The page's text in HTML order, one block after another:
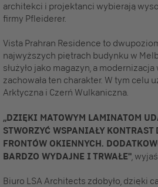
architekci i projektanci wybierają
firmy Pfleiderer.
Vista Prahran Residence to
najwyższych piętrach budynku w
służyło jako magazyn, a
zachowała ten charakter. W tym celu
Arktyczna i Czerń Wulkaniczna.
„DZIĘKI MATOWYM LAMINATOM
STWORZYĆ WSPANIAŁY KONTRAST
FRONTÓW OKIENNYCH.
BARDZO WYDAJNE I TRWAŁE",
Biuro LSA Architects zdobyło, dzięki